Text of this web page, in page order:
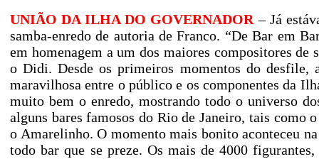
UNIÃO DA ILHA DO GOVERNADOR – Já
samba-enredo de autoria de Franco. “De Bar em
em homenagem a um dos maiores compositores
o Didi. Desde os primeiros momentos do desfile,
maravilhosa entre o público e os componentes da
muito bem o enredo, mostrando todo o universo
alguns bares famosos do Rio de Janeiro, tais
o Amarelinho. O momento mais bonito aconteceu
todo bar que se preze. Os mais de 4000